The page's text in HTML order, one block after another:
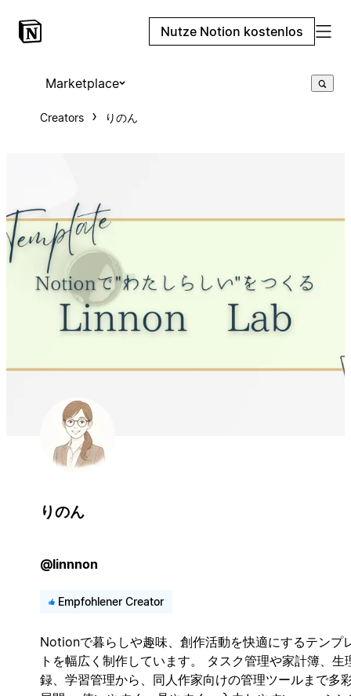
Nutze Notion kostenlos
Marketplace
Creators りのん
りのん
@linnnon
Empfohlener Creator
Notionで暮らしや趣味、創作活動を快適にするテンプ
トを幅広く制作しています。 タスク管理や家計簿、生
録、学習管理から、同人作家向けの管理ツールまで多